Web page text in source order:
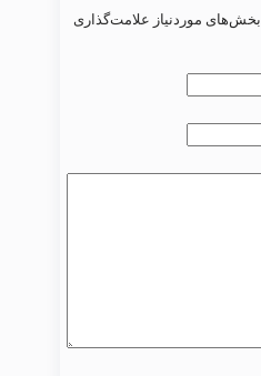
بخش‌های موردنیاز علامت‌گذاری